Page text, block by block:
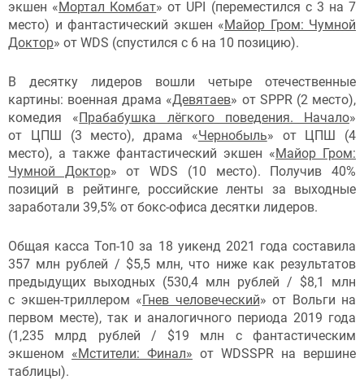
экшен «Мортал Комбат» от UPI (переместился с 3 на 7
место) и фантастический экшен «Майор Гром: Чумной
Доктор» от WDS (спустился с 6 на 10 позицию).
В десятку лидеров вошли четыре отечественные
картины: военная драма «Девятаев» от SPPR (2 место),
комедия «Прабабушка лёгкого поведения. Начало»
от ЦПШ (3 место), драма «Чернобыль» от ЦПШ (4
место), а также фантастический экшен «Майор Гром:
Чумной Доктор» от WDS (10 место). Получив 40%
позиций в рейтинге, российские ленты за выходные
заработали 39,5% от бокс-офиса десятки лидеров.
Общая касса Топ-10 за 18 уикенд 2021 года составила
357 млн рублей / $5,5 млн, что ниже как результатов
предыдущих выходных (530,4 млн рублей / $8,1 млн
с экшен-триллером «Гнев человеческий» от Вольги на
первом месте), так и аналогичного периода 2019 года
(1,235 млрд рублей / $19 млн с фантастическим
экшеном «Мстители: Финал» от WDSSPR на вершине
таблицы).